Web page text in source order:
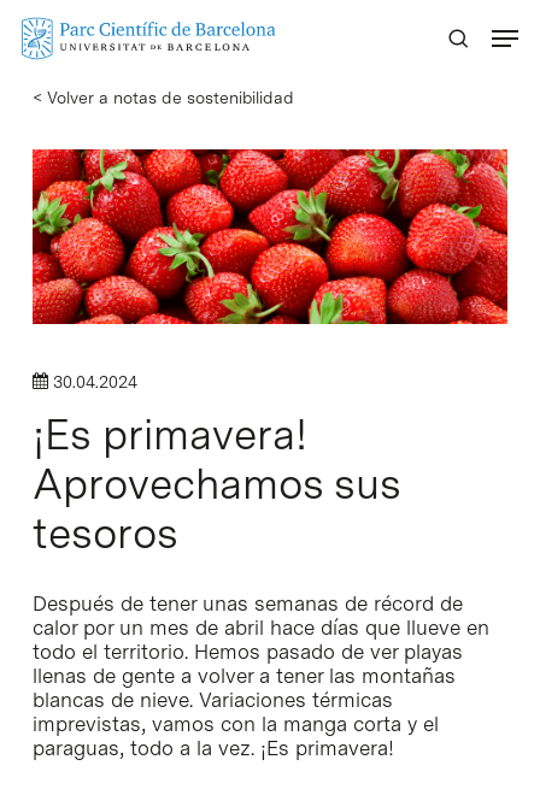
Skip
content
< Volver a notas de sostenibilidad
30.04.2024
¡Es primavera!
Aprovechamos sus
tesoros
Después de tener unas semanas de récord de
calor por un mes de abril hace días que llueve en
todo el territorio. Hemos pasado de ver playas
llenas de gente a volver a tener las montañas
blancas de nieve. Variaciones térmicas
imprevistas, vamos con la manga corta y el
paraguas, todo a la vez. ¡Es primavera!